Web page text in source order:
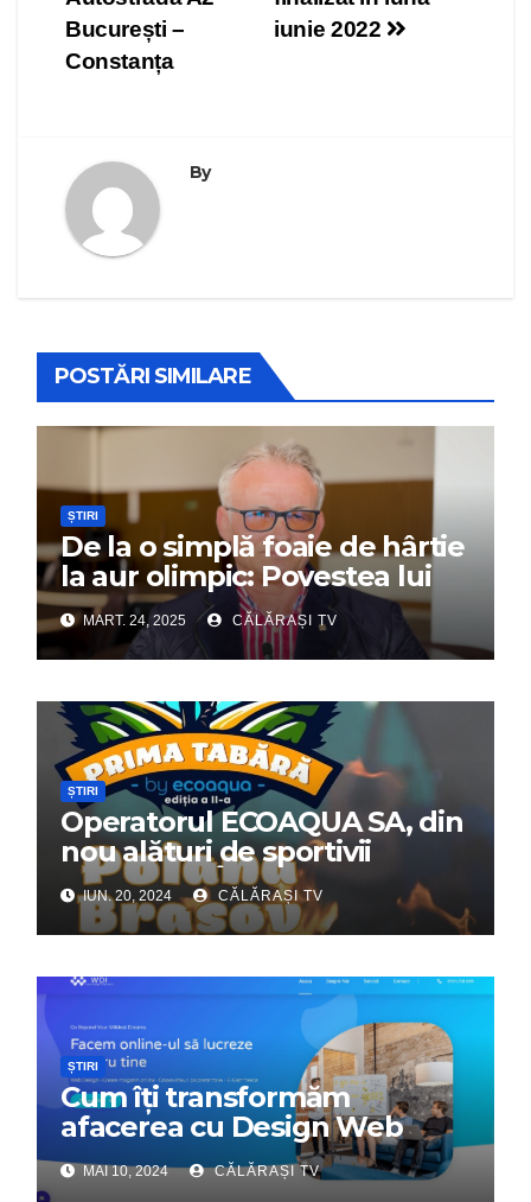
articole
iunie 2022
București –
Constanța
By
POSTĂRI SIMILARE
ȘTIRI
De la o simplă foaie de hârtie
la aur olimpic: Povestea lui
Dumitru Chirilă
MART. 24, 2025 CĂLĂRAȘI TV
ȘTIRI
Operatorul ECOAQUA SA, din
nou alături de sportivii
călărășeni. Începe „Prima
Tabără”!
IUN. 20, 2024 CĂLĂRAȘI TV
ȘTIRI
Cum îți transformăm
afacerea cu Design Web
Interactiv – Partenerul tău
digital de încredere
MAI 10, 2024 CĂLĂRAȘI TV